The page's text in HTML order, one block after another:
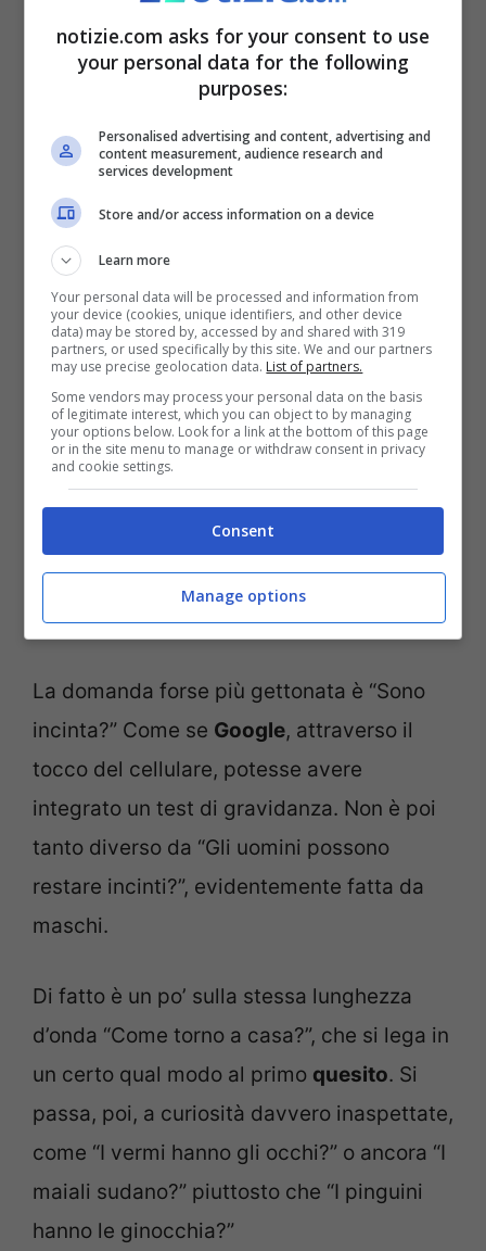
per sapere la risposta. Ecco quali sono.
Google, le cose più
assurde che le persone
cercano
Ecco alcune delle domande più bizzarre che le persone
fanno a Google, il più famoso motore di ricerca al mondo
(Notizie.com)
La domanda forse più gettonata è “Sono
incinta?” Come se Google, attraverso il
tocco del cellulare, potesse avere
integrato un test di gravidanza. Non è poi
tanto diverso da “Gli uomini possono
restare incinti?”, evidentemente fatta da
maschi.
Di fatto è un po’ sulla stessa lunghezza
d’onda “Come torno a casa?”, che si lega in
un certo qual modo al primo quesito. Si
passa, poi, a curiosità davvero inaspettate,
come “I vermi hanno gli occhi?” o ancora “I
maiali sudano?” piuttosto che “I pinguini
hanno le ginocchia?”
notizie.com asks for your consent to use
your personal data for the following
purposes:
Personalised advertising and content, advertising and
content measurement, audience research and
services development
Store and/or access information on a device
Learn more
Your personal data will be processed and information from
your device (cookies, unique identifiers, and other device
data) may be stored by, accessed by and shared with 319
partners, or used specifically by this site. We and our partners
may use precise geolocation data. List of partners.
Some vendors may process your personal data on the basis
of legitimate interest, which you can object to by managing
your options below. Look for a link at the bottom of this page
or in the site menu to manage or withdraw consent in privacy
and cookie settings.
Consent
Manage options